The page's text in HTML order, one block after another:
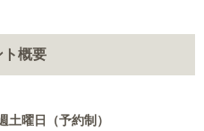
ト概要
土曜日（予約制）